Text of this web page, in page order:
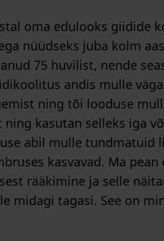
oma edulooks giidide
nüüdseks juba kolm
75 huvilist, nende
andis mulle
ning tõi looduse
kasutan selleks iga
abil mulle tundmatuid
kasvavad. Ma
rääkimine ja selle
midagi tagasi. See on